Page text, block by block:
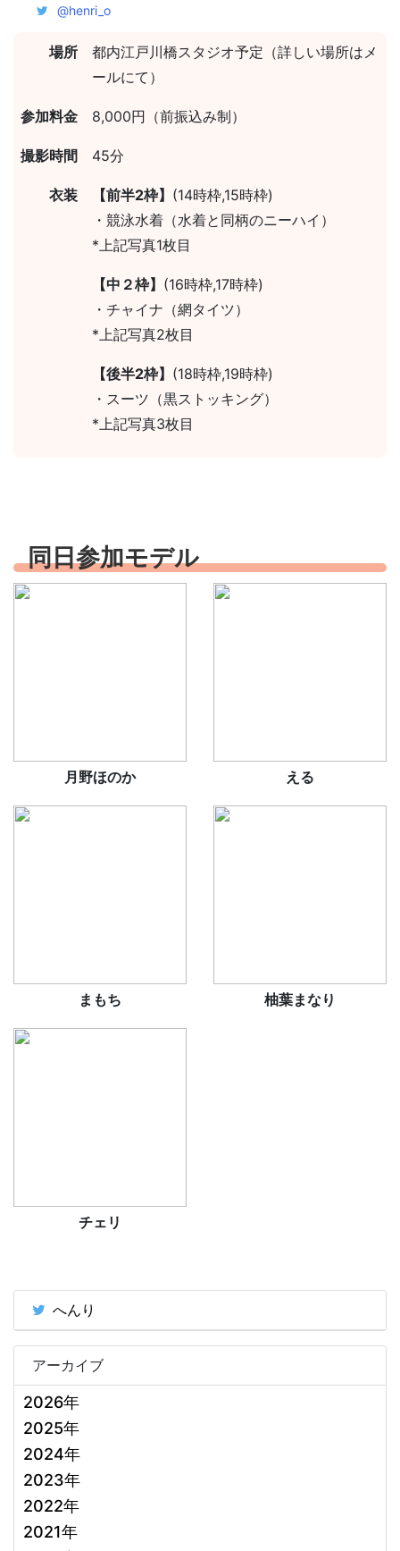
@henri_o
場所
都内江戸川橋スタジオ予定（詳しい場所はメ
ールにて）
参加料金 8,000円（前振込み制）
撮影時間 45分
衣装 【前半2枠】 (14時枠,15時枠)
・競泳水着（水着と同柄のニーハイ）
*上記写真1枚目
【中２枠】 (16時枠,17時枠)
・チャイナ（網タイツ）
*上記写真2枚目
【後半2枠】 (18時枠,19時枠)
・スーツ（黒ストッキング）
*上記写真3枚目
同日参加モデル
月野ほのか える
まもち 柚葉まなり
チェリ
へんり
アーカイブ
2026年
2025年
2024年
2023年
2022年
2021年